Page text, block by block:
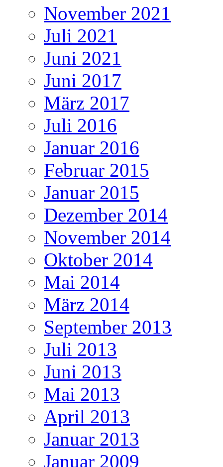
November 2021
Juli 2021
Juni 2021
Juni 2017
März 2017
Juli 2016
Januar 2016
Februar 2015
Januar 2015
Dezember 2014
November 2014
Oktober 2014
Mai 2014
März 2014
September 2013
Juli 2013
Juni 2013
Mai 2013
April 2013
Januar 2013
Januar 2009